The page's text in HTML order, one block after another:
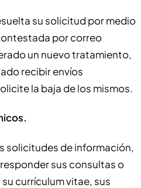
su solicitud por medio
por correo
un nuevo tratamiento,
recibir envíos
la baja de los mismos.
solicitudes de información,
sus consultas o
currículum vitae, sus